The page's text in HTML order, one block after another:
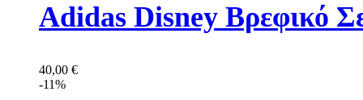
Adidas Disney Βρεφικό
40,00 €
-11%